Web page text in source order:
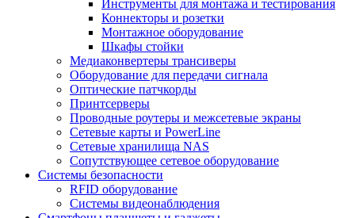
Инструменты для монтажа и тестирования
Коннекторы и розетки
Монтажное оборудование
Шкафы стойки
Медиаконвертеры трансиверы
Оборудование для передачи сигнала
Оптические патчкорды
Принтсерверы
Проводные роутеры и межсетевые экраны
Сетевые карты и PowerLine
Сетевые хранилища NAS
Сопутствующее сетевое оборудование
Системы безопасности
RFID оборудование
Системы видеонаблюдения